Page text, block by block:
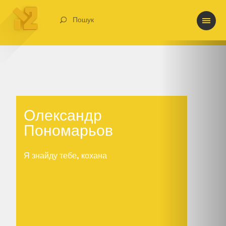
Пошук
Олександр
Пономарьов
Пономарьов
Я знайду тебе, кохана